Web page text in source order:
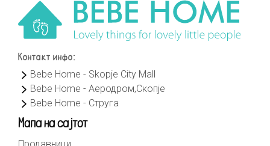
Контакт инфо:
Bebe Home - Skopje City Mall
Bebe Home - Аеродром,Скопје
Bebe Home - Струга
Мапа на сајтот